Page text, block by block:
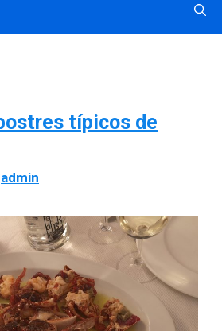
típicos de
admin